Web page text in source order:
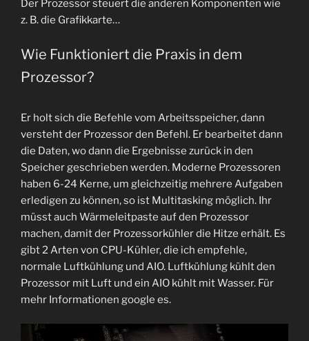
Der Prozessor steuert die anderen Komponenten wie
z. B. die Grafikkarte…
Wie Funktioniert die Praxis in dem
Prozessor?
Er holt sich die Befehle vom Arbeitsspeicher, dann
versteht der Prozessor den Befehl. Er bearbeitet dann
die Daten, wo dann die Ergebnisse zurück in den
Speicher geschrieben werden. Moderne Prozessoren
haben 6-24 Kerne, um gleichzeitig mehrere Aufgaben
erledigen zu können, so ist Multitasking möglich. Ihr
müsst auch Wärmeleitpaste auf den Prozessor
machen, damit der Prozessorkühler die Hitze erhält. Es
gibt 2 Arten von CPU-Kühler, die ich empfehle,
normale Luftkühlung und AIO. Luftkühlung kühlt den
Prozessor mit Luft und ein AIO kühlt mit Wasser. Für
mehr Informationen google es.